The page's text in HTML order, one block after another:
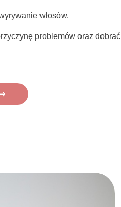
włosów.
problemów oraz dobrać